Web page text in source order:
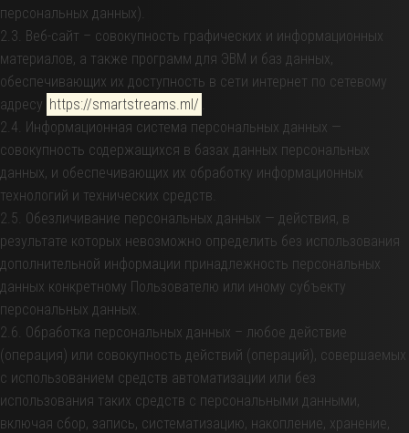
персональных данных).
2.3. Веб-сайт – совокупность графических и информационных
материалов, а также программ для ЭВМ и баз данных,
обеспечивающих их доступность в сети интернет по сетевому
адресу https://smartstreams.ml/
2.4. Информационная система персональных данных —
совокупность содержащихся в базах данных персональных
данных, и обеспечивающих их обработку информационных
технологий и технических средств.
2.5. Обезличивание персональных данных — действия, в
результате которых невозможно определить без использования
дополнительной информации принадлежность персональных
данных конкретному Пользователю или иному субъекту
персональных данных.
2.6. Обработка персональных данных – любое действие
(операция) или совокупность действий (операций), совершаемых
с использованием средств автоматизации или без
использования таких средств с персональными данными,
включая сбор, запись, систематизацию, накопление, хранение,